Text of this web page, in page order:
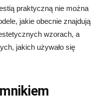
praktyczną nie można
jakie obecnie znajdują
wzorach, a
jakich używało się